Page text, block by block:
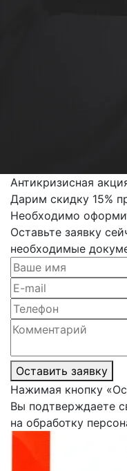
Антикризисная
Дарим скидку 15%
Необходимо
Оставьте заявку
необходимые
Оставить заявку
Нажимая кнопку
Вы подтверждаете
на обработку